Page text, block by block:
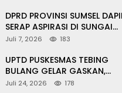
DPRD PROVINSI SUMSEL
SERAP ASPIRASI DI SUNGAI
KERUH: KADES & TOKOH
EKONOMI
Juli 7, 2026 183
UPTD PUSKESMAS TEBING
BULANG GELAR GASKAN,
LAYANI PEMERIKSAAN
Juli 24, 2026 178